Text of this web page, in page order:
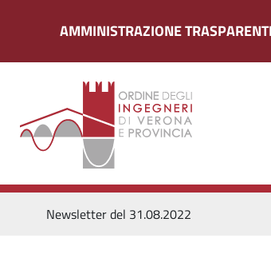
AMMINISTRAZIONE
Newsletter del 31.08.2022